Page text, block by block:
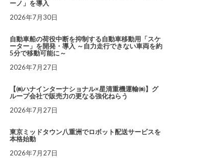
ーノ」を導入
2026年7月30日
自動車船の荷役中断を抑制する自動車移動用「スケ
ーター」を開発・導入 ～自力走行できない車両を約
5分で移動可能に～
2026年7月27日
【㈱ハナインターナショナル×星清重機運輸㈱】グ
ループ会社で販売力の更なる強化ねらう
2026年7月27日
東京ミッドタウン八重洲でロボット配送サービスを
本格始動
2026年7月27日